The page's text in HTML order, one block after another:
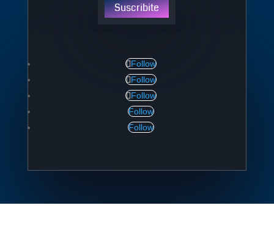
Suscribite
Follow
Follow
Follow
Follow
Follow